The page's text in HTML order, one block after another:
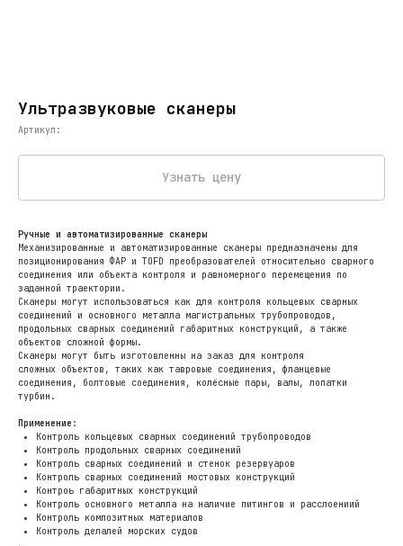
Ультразвуковые сканеры
Артикул:
Узнать цену
Ручные и автоматизированные сканеры
Механизированные и автоматизированные сканеры предназначены для
позиционирования ФАР и TOFD преобразователей относительно сварного
соединения или объекта контроля и равномерного перемещения по
заданной траектории.
Сканеры могут использоваться как для контроля кольцевых сварных
соединений и основного металла магистральных трубопроводов,
продольных сварных соединений габаритных конструкций, а также
объектов сложной формы.
Сканеры могут быть изготовленны на заказ для контроля
сложных объектов, таких как тавровые соединения, фланцевые
соединения, болтовые соединения, колёсные пары, валы, лопатки
турбин.
Применение:
Контроль кольцевых сварных соединений трубопроводов
Контроль продольных сварных соединений
Контроль сварных соединений и стенок резервуаров
Контроль сварных соединений мостовых конструкций
Контроь габаритных конструкций
Контроль основного металла на наличие питингов и расслоениий
Контроль композитных материалов
Контроль делалей морских судов